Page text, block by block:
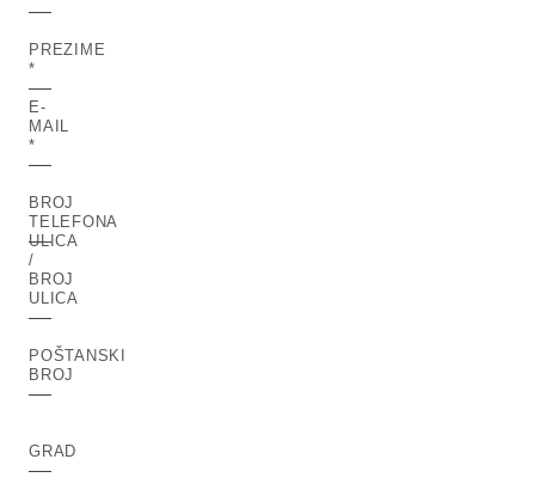
PREZIME
E-
MAIL
BROJ
TELEFONA
ULICA
/
BROJ
ULICA
POŠTANSKI
BROJ
GRAD